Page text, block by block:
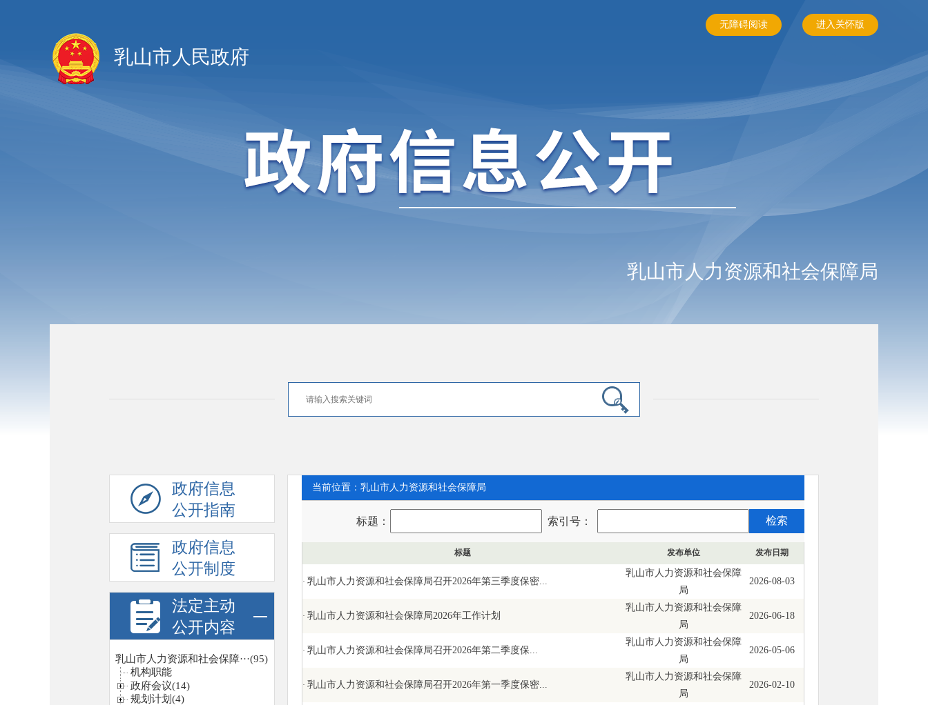
无障碍阅读 进入关怀版
乳山市人民政府
乳山市人力资源和社会保障局
政府信息
公开指南
政府信息
公开制度
法定主动
公开内容
当前位置： 乳山市人力资源和社会保障局
标题： 索引号：
标题 发布单位 发布日期
· 乳山市人力资源和社会保障局召开2026年第三季度保密...
乳山市人力资源和社会保障
局
2026-08-03
· 乳山市人力资源和社会保障局2026年工作计划
乳山市人力资源和社会保障
局
2026-06-18
· ​乳山市人力资源和社会保障局召开2026年第二季度保...
乳山市人力资源和社会保障
局
2026-05-06
· 乳山市人力资源和社会保障局召开2026年第一季度保密...
乳山市人力资源和社会保障
局
2026-02-10